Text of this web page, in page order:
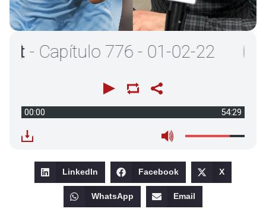
Capítulo 776 - 01-02-22
00:00 54:29
LinkedIn Facebook X
WhatsApp Email